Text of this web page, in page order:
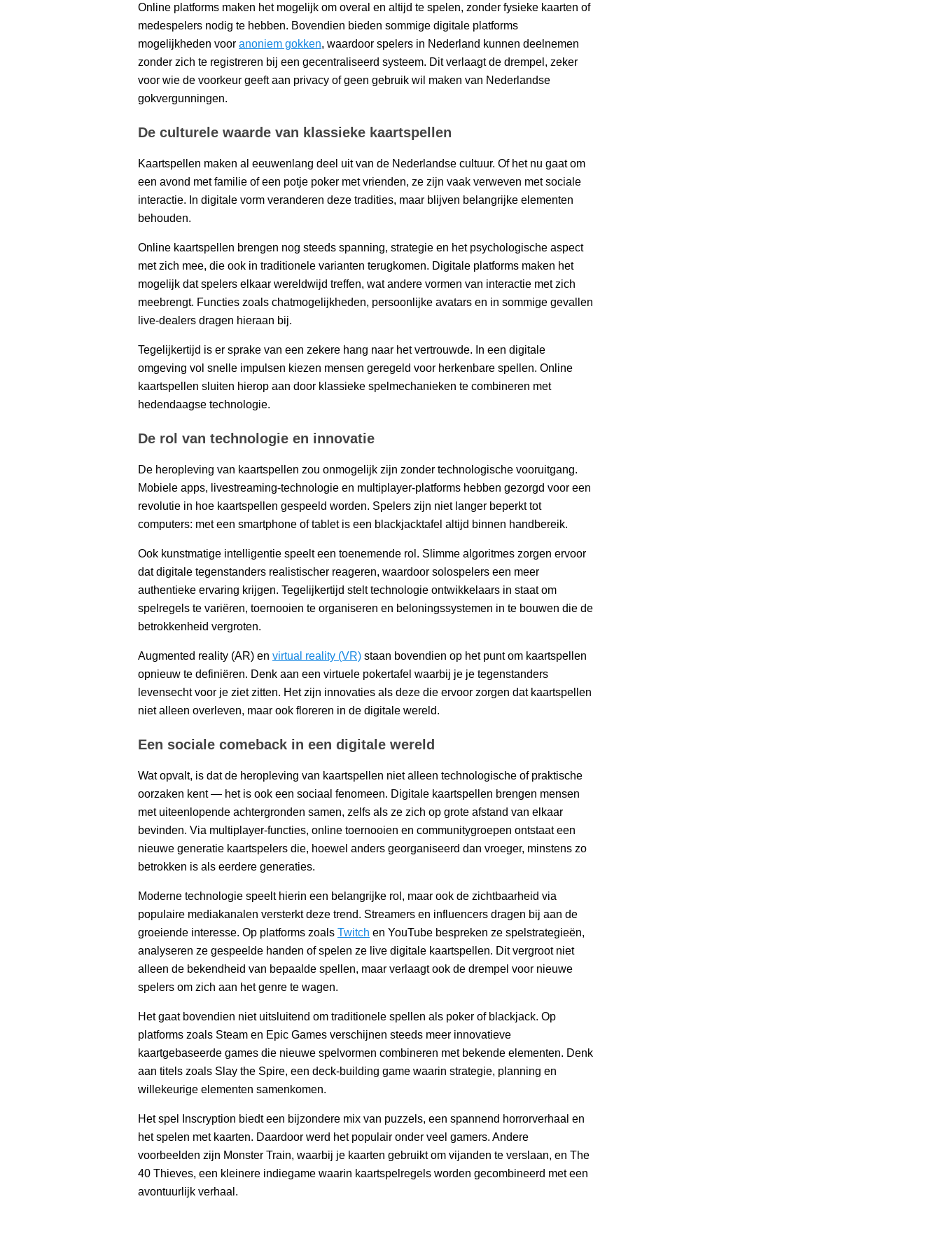
Online platforms maken het mogelijk om overal en altijd te spelen, zonder fysieke kaarten of
medespelers nodig te hebben. Bovendien bieden sommige digitale platforms
mogelijkheden voor anoniem gokken, waardoor spelers in Nederland kunnen deelnemen
zonder zich te registreren bij een gecentraliseerd systeem. Dit verlaagt de drempel, zeker
voor wie de voorkeur geeft aan privacy of geen gebruik wil maken van Nederlandse
gokvergunningen.
De culturele waarde van klassieke kaartspellen
Kaartspellen maken al eeuwenlang deel uit van de Nederlandse cultuur. Of het nu gaat om
een avond met familie of een potje poker met vrienden, ze zijn vaak verweven met sociale
interactie. In digitale vorm veranderen deze tradities, maar blijven belangrijke elementen
behouden.
Online kaartspellen brengen nog steeds spanning, strategie en het psychologische aspect
met zich mee, die ook in traditionele varianten terugkomen. Digitale platforms maken het
mogelijk dat spelers elkaar wereldwijd treffen, wat andere vormen van interactie met zich
meebrengt. Functies zoals chatmogelijkheden, persoonlijke avatars en in sommige gevallen
live-dealers dragen hieraan bij.
Tegelijkertijd is er sprake van een zekere hang naar het vertrouwde. In een digitale
omgeving vol snelle impulsen kiezen mensen geregeld voor herkenbare spellen. Online
kaartspellen sluiten hierop aan door klassieke spelmechanieken te combineren met
hedendaagse technologie.
De rol van technologie en innovatie
De heropleving van kaartspellen zou onmogelijk zijn zonder technologische vooruitgang.
Mobiele apps, livestreaming-technologie en multiplayer-platforms hebben gezorgd voor een
revolutie in hoe kaartspellen gespeeld worden. Spelers zijn niet langer beperkt tot
computers: met een smartphone of tablet is een blackjacktafel altijd binnen handbereik.
Ook kunstmatige intelligentie speelt een toenemende rol. Slimme algoritmes zorgen ervoor
dat digitale tegenstanders realistischer reageren, waardoor solospelers een meer
authentieke ervaring krijgen. Tegelijkertijd stelt technologie ontwikkelaars in staat om
spelregels te variëren, toernooien te organiseren en beloningssystemen in te bouwen die de
betrokkenheid vergroten.
Augmented reality (AR) en virtual reality (VR) staan bovendien op het punt om kaartspellen
opnieuw te definiëren. Denk aan een virtuele pokertafel waarbij je je tegenstanders
levensecht voor je ziet zitten. Het zijn innovaties als deze die ervoor zorgen dat kaartspellen
niet alleen overleven, maar ook floreren in de digitale wereld.
Een sociale comeback in een digitale wereld
Wat opvalt, is dat de heropleving van kaartspellen niet alleen technologische of praktische
oorzaken kent — het is ook een sociaal fenomeen. Digitale kaartspellen brengen mensen
met uiteenlopende achtergronden samen, zelfs als ze zich op grote afstand van elkaar
bevinden. Via multiplayer-functies, online toernooien en communitygroepen ontstaat een
nieuwe generatie kaartspelers die, hoewel anders georganiseerd dan vroeger, minstens zo
betrokken is als eerdere generaties.
Moderne technologie speelt hierin een belangrijke rol, maar ook de zichtbaarheid via
populaire mediakanalen versterkt deze trend. Streamers en influencers dragen bij aan de
groeiende interesse. Op platforms zoals Twitch en YouTube bespreken ze spelstrategieën,
analyseren ze gespeelde handen of spelen ze live digitale kaartspellen. Dit vergroot niet
alleen de bekendheid van bepaalde spellen, maar verlaagt ook de drempel voor nieuwe
spelers om zich aan het genre te wagen.
Het gaat bovendien niet uitsluitend om traditionele spellen als poker of blackjack. Op
platforms zoals Steam en Epic Games verschijnen steeds meer innovatieve
kaartgebaseerde games die nieuwe spelvormen combineren met bekende elementen. Denk
aan titels zoals Slay the Spire, een deck-building game waarin strategie, planning en
willekeurige elementen samenkomen.
Het spel Inscryption biedt een bijzondere mix van puzzels, een spannend horrorverhaal en
het spelen met kaarten. Daardoor werd het populair onder veel gamers. Andere
voorbeelden zijn Monster Train, waarbij je kaarten gebruikt om vijanden te verslaan, en The
40 Thieves, een kleinere indiegame waarin kaartspelregels worden gecombineerd met een
avontuurlijk verhaal.